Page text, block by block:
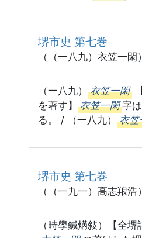
堺市史 第七巻
（（一八九）衣笠一閑）
（一八九） 衣笠一閑
を著す】 衣笠一閑 字
る。 / （一八九） 衣笠
堺市史 第七巻
（（一九一）高志羪浩）
（時學鍼焫敍）【全